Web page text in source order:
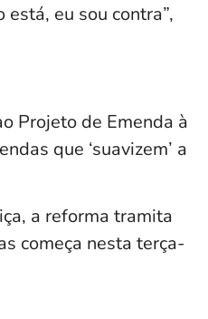
eu sou contra”,
Projeto de Emenda à
que ‘suavizem’ a
a reforma tramita
começa nesta terça-